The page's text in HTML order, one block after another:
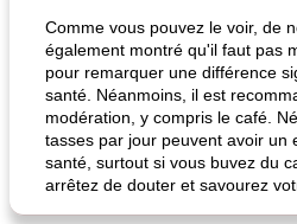
Comme vous pouvez le voir, de
également montré qu'il faut pas
pour remarquer une différence
santé. Néanmoins, il est
modération, y compris le café.
tasses par jour peuvent avoir un
santé, surtout si vous buvez du
arrêtez de douter et savourez